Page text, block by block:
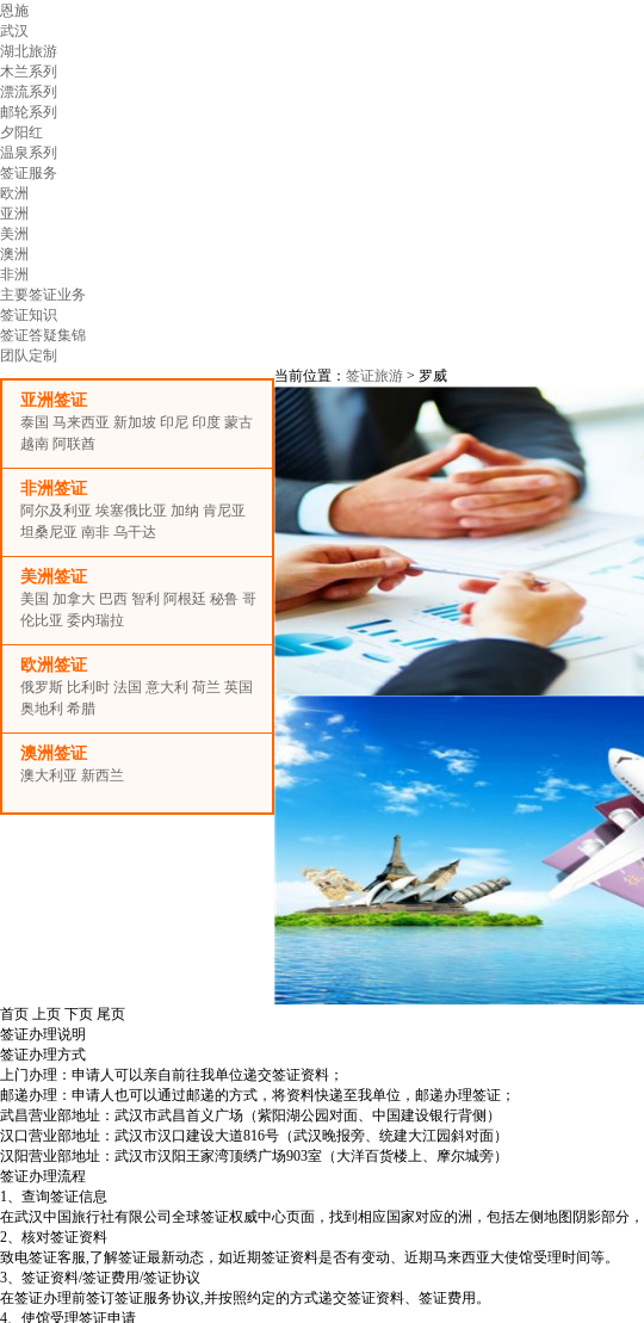
恩施
武汉
湖北旅游
木兰系列
漂流系列
邮轮系列
夕阳红
温泉系列
签证服务
欧洲
亚洲
美洲
澳洲
非洲
主要签证业务
签证知识
签证答疑集锦
团队定制
亚洲签证
泰国 马来西亚 新加坡 印尼 印度 蒙古
越南 阿联酋
非洲签证
阿尔及利亚 埃塞俄比亚 加纳 肯尼亚
坦桑尼亚 南非 乌干达
美洲签证
美国 加拿大 巴西 智利 阿根廷 秘鲁 哥
伦比亚 委内瑞拉
欧洲签证
俄罗斯 比利时 法国 意大利 荷兰 英国
奥地利 希腊
澳洲签证
澳大利亚 新西兰
当前位置： 签证旅游 > 罗威
首页 上页 下页 尾页
签证办理说明
签证办理方式
上门办理：申请人可以亲自前往我单位递交签证资料；
邮递办理：申请人也可以通过邮递的方式，将资料快递至我单位，邮递办理签证；
武昌营业部地址：武汉市武昌首义广场（紫阳湖公园对面、中国建设银行背侧）
汉口营业部地址：武汉市汉口建设大道816号（武汉晚报旁、统建大江园斜对面）
汉阳营业部地址：武汉市汉阳王家湾顶绣广场903室（大洋百货楼上、摩尔城旁）
签证办理流程
1、查询签证信息
在武汉中国旅行社有限公司全球签证权威中心页面，找到相应国家对应的洲，包括左侧地图阴影部分
2、核对签证资料
致电签证客服,了解签证最新动态，如近期签证资料是否有变动、近期马来西亚大使馆受理时间等。
3、签证资料/签证费用/签证协议
在签证办理前签订签证服务协议,并按照约定的方式递交签证资料、签证费用。
4、使馆受理签证申请